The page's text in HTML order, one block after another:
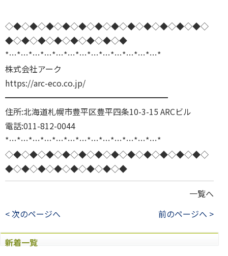
◇◆◇◆◇◆◇◆◇◆◇◆◇◆◇◆◇◆◇◆◇◆◇◆◇
◆◇◆◇◆◇◆◇◆◇◆◇◆◇◆
*…*…*…*…*…*…*…*…*…*…*…*…*…*
株式会社アーク
https://arc-eco.co.jp/
━━━━━━━━━━━━━━━━━━━━
住所:北海道札幌市豊平区豊平四条10-3-15 ARCビル
電話:011-812-0044
*…*…*…*…*…*…*…*…*…*…*…*…*…*
◇◆◇◆◇◆◇◆◇◆◇◆◇◆◇◆◇◆◇◆◇◆◇◆◇
◆◇◆◇◆◇◆◇◆◇◆◇◆◇◆
一覧へ
< 次のページへ
前のページへ >
新着一覧